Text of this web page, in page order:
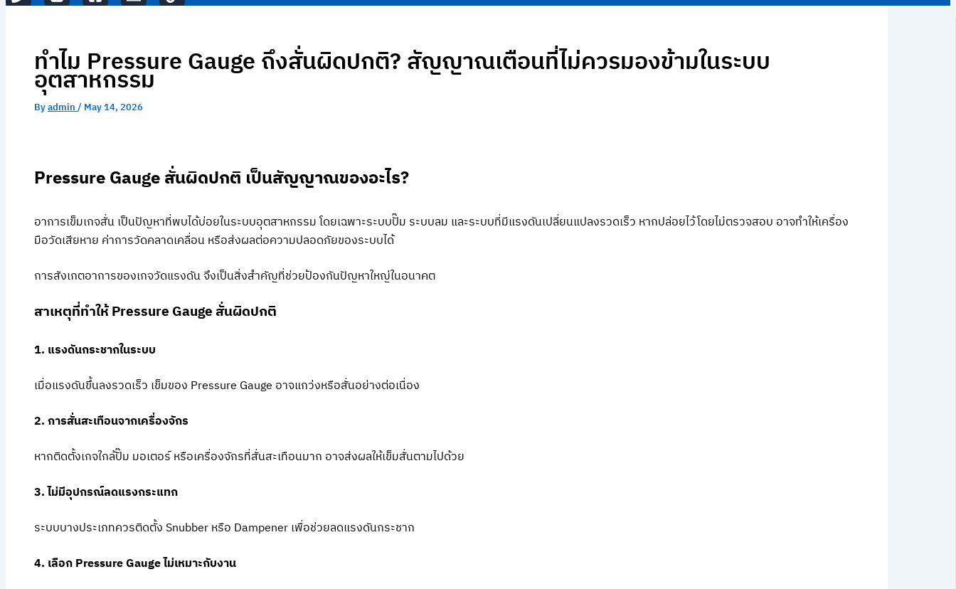
ทำไม Pressure Gauge ถึงสั่นผิดปกติ? สัญญาณเตือนที่ไม่ควรมองข้ามในระบบ
อุตสาหกรรม
Byadmin/ May 14, 2026
Pressure Gauge สั่นผิดปกติ เป็นสัญญาณของอะไร?
อาการเข็มเกจสั่น เป็นปัญหาที่พบได้บ่อยในระบบอุตสาหกรรม โดยเฉพาะระบบปั๊ม ระบบลม และระบบที่มีแรงดันเปลี่ยนแปลงรวดเร็ว หากปล่อยไว้โดยไม่ตรวจสอบ อาจทำให้เครื่อง
มือวัดเสียหาย ค่าการวัดคลาดเคลื่อน หรือส่งผลต่อความปลอดภัยของระบบได้
การสังเกตอาการของเกจวัดแรงดัน จึงเป็นสิ่งสำคัญที่ช่วยป้องกันปัญหาใหญ่ในอนาคต
สาเหตุที่ทำให้ Pressure Gauge สั่นผิดปกติ
1. แรงดันกระชากในระบบ
เมื่อแรงดันขึ้นลงรวดเร็ว เข็มของ Pressure Gauge อาจแกว่งหรือสั่นอย่างต่อเนื่อง
2. การสั่นสะเทือนจากเครื่องจักร
หากติดตั้งเกจใกล้ปั๊ม มอเตอร์ หรือเครื่องจักรที่สั่นสะเทือนมาก อาจส่งผลให้เข็มสั่นตามไปด้วย
3. ไม่มีอุปกรณ์ลดแรงกระแทก
ระบบบางประเภทควรติดตั้ง Snubber หรือ Dampener เพื่อช่วยลดแรงดันกระชาก
4. เลือก Pressure Gauge ไม่เหมาะกับงาน